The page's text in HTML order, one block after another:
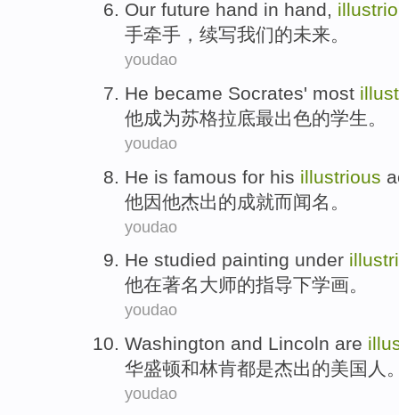
Our future hand in hand,
手牵手，续写我们的未来。
youdao
He became Socrates' most
他成为苏格拉底最出色的学生。
youdao
He is famous for his illustrious
他因他杰出的成就而闻名 。
youdao
He studied painting under
他在著名大师的指导下学画。
youdao
Washington and Lincoln are
华盛顿和林肯都是杰出的美国人
youdao